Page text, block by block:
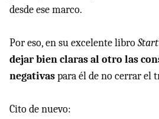
desde ese marco.
Por eso, en su excelente libro
dejar bien claras al otro las
negativaspara él de no cerrar el
Cito de nuevo: